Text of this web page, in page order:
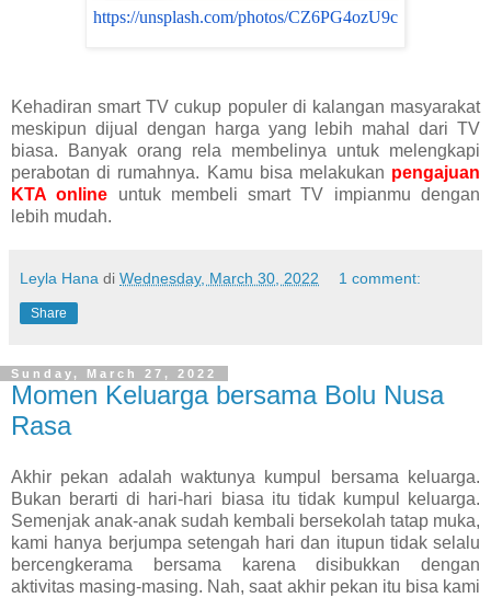
https://unsplash.com/photos/CZ6PG4ozU9c
Kehadiran smart TV cukup populer di kalangan masyarakat
meskipun dijual dengan harga yang lebih mahal dari TV
biasa. Banyak orang rela membelinya untuk melengkapi
perabotan di rumahnya. Kamu bisa melakukan pengajuan
KTA online untuk membeli smart TV impianmu dengan
lebih mudah.
Leyla Hana di Wednesday, March 30, 2022 1 comment:
Share
Sunday, March 27, 2022
Momen Keluarga bersama Bolu Nusa
Rasa
Akhir pekan adalah waktunya kumpul bersama keluarga.
Bukan berarti di hari-hari biasa itu tidak kumpul keluarga.
Semenjak anak-anak sudah kembali bersekolah tatap muka,
kami hanya berjumpa setengah hari dan itupun tidak selalu
bercengkerama bersama karena disibukkan dengan
aktivitas masing-masing. Nah, saat akhir pekan itu bisa kami